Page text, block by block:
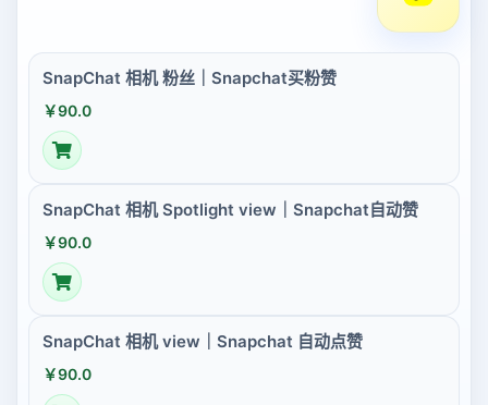
SnapChat 相机 粉丝｜Snapchat买粉赞
￥90.0
SnapChat 相机 Spotlight view｜Snapchat自动赞
￥90.0
SnapChat 相机 view｜Snapchat 自动点赞
￥90.0